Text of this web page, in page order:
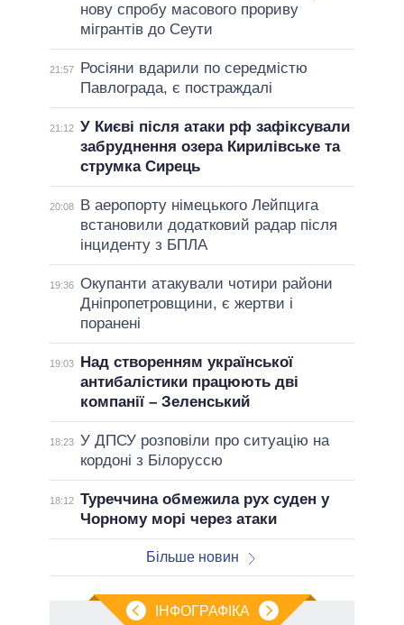
нову спробу масового прориву
мігрантів до Сеути
21:57
Росіяни вдарили по середмістю
Павлограда, є постраждалі
21:12 У Києві після атаки рф зафіксували
забруднення озера Кирилівське та
струмка Сирець
20:08
В аеропорту німецького Лейпцига
встановили додатковий радар після
інциденту з БПЛА
19:36 Окупанти атакували чотири райони
Дніпропетровщини, є жертви і
поранені
19:03
Над створенням української
антибалістики працюють дві
компанії – Зеленський
18:23 У ДПСУ розповіли про ситуацію на
кордоні з Білоруссю
18:12 Туреччина обмежила рух суден у
Чорному морі через атаки
Більше новин
ІНФОГРАФІКА